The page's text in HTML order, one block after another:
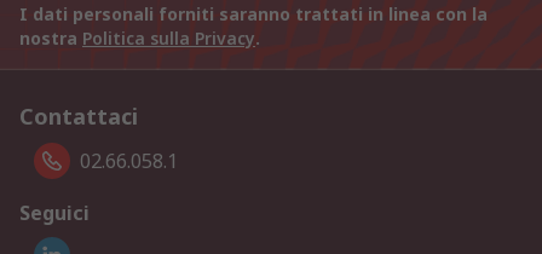
I dati personali forniti saranno trattati in linea con la
nostra Politica sulla Privacy.
Contattaci
02.66.058.1
Seguici